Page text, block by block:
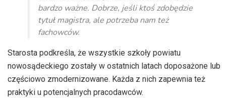
bardzo ważne. Dobrze, jeśli ktoś zdobędzie
tytuł magistra, ale potrzeba nam też
fachowców.
Starosta podkreśla, że wszystkie szkoły powiatu
nowosądeckiego zostały w ostatnich latach doposażone lub
częściowo zmodernizowane. Każda z nich zapewnia też
praktyki u potencjalnych pracodawców.